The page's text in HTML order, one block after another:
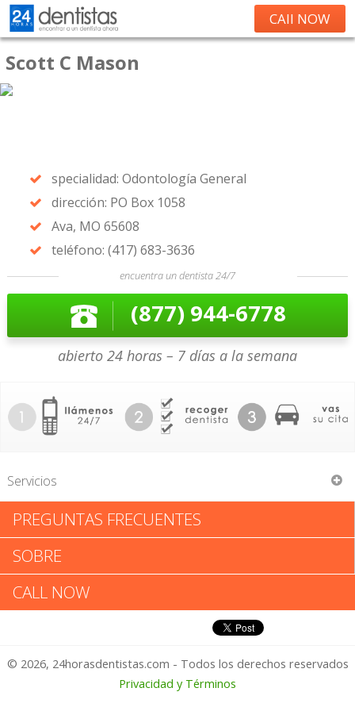
CAll NOW
Scott C Mason
specialidad: Odontología General
dirección: PO Box 1058
Ava, MO 65608
teléfono: (417) 683-3636
encuentra un dentista 24/7
(877) 944-6778
abierto 24 horas – 7 días a la semana
Servicios
Scott C Mason
Scott C Mason: Califica tu
Experiencia
1 – No Feliz
PREGUNTAS FRECUENTES
SOBRE
CALL NOW
© 2026, 24horasdentistas.com - Todos los derechos reservados
Privacidad y Términos